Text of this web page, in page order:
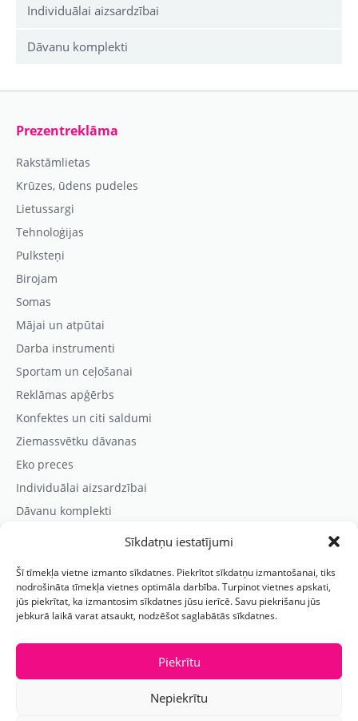
Sīkdatņu iestatījumi
Šī tīmekļa vietne izmanto sīkdatnes. Piekrītot sīkdatņu izmantošanai, tiks
nodrošināta tīmekļa vietnes optimāla darbība. Turpinot vietnes apskati,
jūs piekrītat, ka izmantosim sīkdatnes jūsu ierīcē. Savu piekrišanu jūs
jebkurā laikā varat atsaukt, nodzēšot saglabātās sīkdatnes.
Piekrītu
Nepiekrītu
Individuālai aizsardzībai
Dāvanu komplekti
Prezentreklāma
Rakstāmlietas
Krūzes, ūdens pudeles
Lietussargi
Tehnoloģijas
Pulksteņi
Birojam
Somas
Mājai un atpūtai
Darba instrumenti
Sportam un ceļošanai
Reklāmas apģērbs
Konfektes un citi saldumi
Ziemassvētku dāvanas
Eko preces
Individuālai aizsardzībai
Dāvanu komplekti
Kontaktinformācija
Prezentreklāmas aģentūra “PARIS”
Reģ.nr.: 40103625328